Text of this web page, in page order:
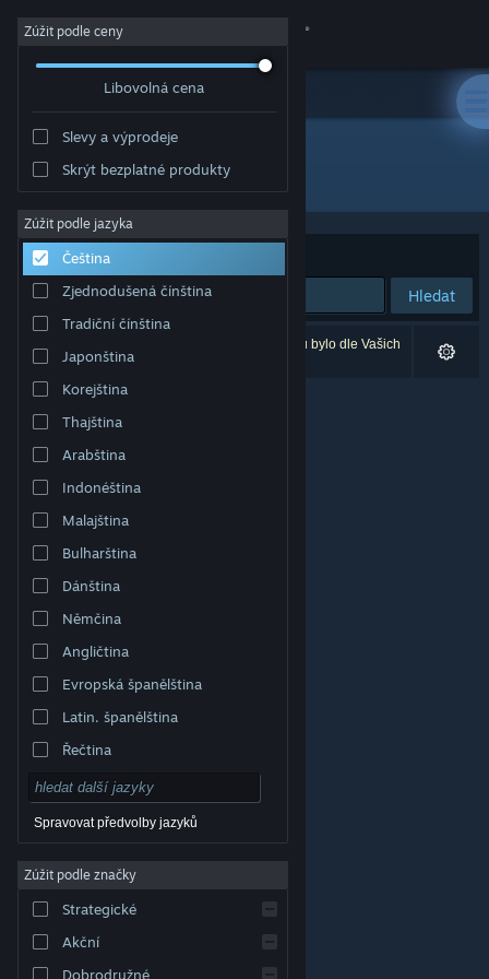
Přihlásit se
Komunita
Informace
Podpora
Změnit jazyk
Mobilní aplikace služby Steam
Desktopová verze stránky
© Valve Corporation. Všechna práva vyhrazena.
příslušných subjektů v USA a dalších zemích.
Smlouva o užívání služby Steam
Cookies
Zúžit podle ceny
Libovolná cena
Slevy a výprodeje
Skrýt bezplatné produkty
Zúžit podle jazyka
Čeština
Zjednodušená čínština
Tradiční čínština
Japonština
Korejština
Thajština
Arabština
Indonéština
Malajština
Bulharština
Dánština
Němčina
Angličtina
Evropská španělština
Latin. španělština
Řečtina
Spravovat předvolby jazyků
Zúžit podle značky
Strategické
Akční
Dobrodružné
Vývojář: ZGGame
Seřadit podle
Hledat
Vašemu zadání odpovídá 0 výsledků. 2 produktů bylo dle Vašich
předvoleb vyloučeno z výsledků vyhledávání.